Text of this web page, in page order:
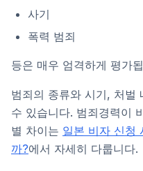
사기
폭력 범죄
등은 매우 엄격하게 평가
범죄의 종류와 시기, 처벌
수 있습니다. 범죄경력이
별 차이는 일본 비자 신청
까?에서 자세히 다룹니다.